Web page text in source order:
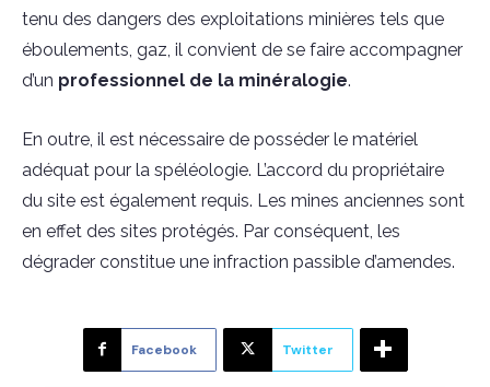
tenu des dangers des exploitations minières tels que
éboulements, gaz, il convient de se faire accompagner
d’un professionnel de la minéralogie.
En outre, il est nécessaire de posséder le matériel
adéquat pour la spéléologie. L’accord du propriétaire
du site est également requis. Les mines anciennes sont
en effet des sites protégés. Par conséquent, les
dégrader constitue une infraction passible d’amendes.
Facebook Twitter